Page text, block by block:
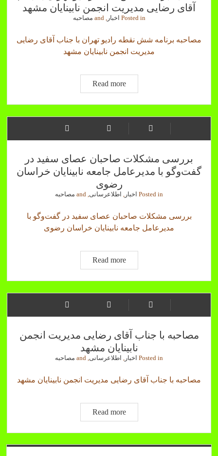
آقای رضایی مدیریت انجمن نابینایان مشهد
Posted in اخبار, and مصاحبه
مصاحبه برنامه شش نقطه رادیو تهران با جناب آقای رضایی
مدیریت انجمن نابینایان مشهد
Read moreمصاحبه
برنامه
شش
نقطه
تهران
جناب
آقای
مدیریت
نابینایان
مشهد
بررسی مشکلات صاحبان عصای سفید در
گفت‌وگو با مدیرعامل جامعه نابینایان خراسان
رضوی
Posted in اخبار , اطلاعرسانی, and مصاحبه
بررسی مشکلات صاحبان عصای سفید در گفت‌وگو با
مدیرعامل جامعه نابینایان خراسان رضوی
Read moreبررسی
مشکلات
صاحبان
عصای
در
با
مدیرعامل
نابینایان
مصاحبه با جناب آقای رضایی مدیریت انجمن
نابینایان مشهد
Posted in اخبار , اطلاعرسانی, and مصاحبه
مصاحبه با جناب آقای رضایی مدیریت انجمن نابینایان مشهد
Read moreمصاحبه
با
جناب
آقای